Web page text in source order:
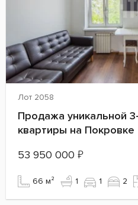
Лот 2058
Продажа уникальной
квартиры на Покровке
53 950 000 ₽
66 м² 1 1 2